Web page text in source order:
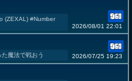
(ZEXAL) #Number
2026/08/01 22:01
魔法で戦おう 2026/07/25 19:23